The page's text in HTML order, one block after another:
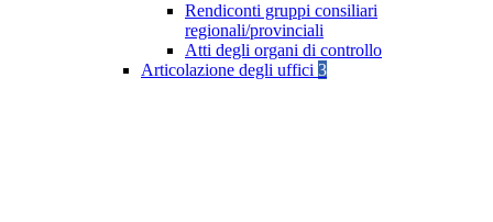
Rendiconti gruppi consiliari
regionali/provinciali
Atti degli organi di controllo
Articolazione degli uffici 3